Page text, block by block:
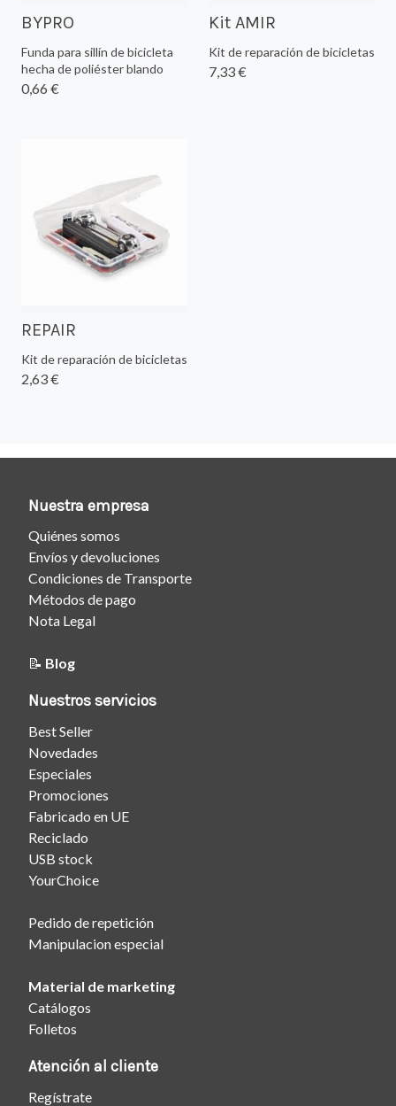
BYPRO
Funda para sillín de bicicleta
hecha de poliéster blando
0,66 €
Kit AMIR
Kit de reparación de bicicletas
7,33 €
REPAIR
Kit de reparación de bicicletas
2,63 €
Nuestra empresa
Quiénes somos
Envíos y devoluciones
Condiciones de Transporte
Métodos de pago
Nota Legal
📝 Blog
Nuestros servicios
Best Seller
Novedades
Especiales
Promociones
Fabricado en UE
Reciclado
USB stock
YourChoice
Pedido de repetición
Manipulacion especial
Material de marketing
Catálogos
Folletos
Atención al cliente
Regístrate